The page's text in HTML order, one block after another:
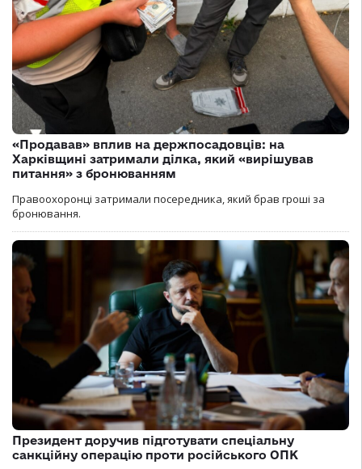
«Продавав» вплив на держпосадовців: на
Харківщині затримали ділка, який «вирішував
питання» з бронюванням
Правоохоронці затримали посередника, який брав гроші за
бронювання.
Президент доручив підготувати спеціальну
санкційну операцію проти російського ОПК